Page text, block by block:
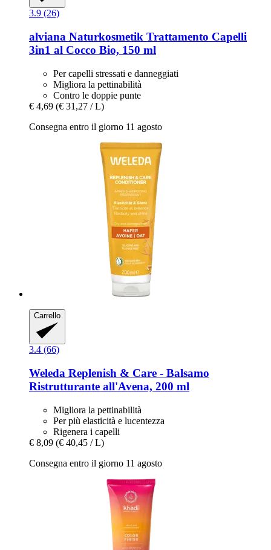
3.9 (26)
alviana Naturkosmetik Trattamento Capelli
3in1 al Cocco Bio, 150 ml
Per capelli stressati e danneggiati
Migliora la pettinabilità
Contro le doppie punte
€ 4,69 (€ 31,27 / L)
Consegna entro il giorno 11 agosto
Carrello
3.4 (66)
Weleda Replenish & Care -​ Balsamo
Ristrutturante all'Avena, 200 ml
Migliora la pettinabilità
Per più elasticità e lucentezza
Rigenera i capelli
€ 8,09 (€ 40,45 / L)
Consegna entro il giorno 11 agosto